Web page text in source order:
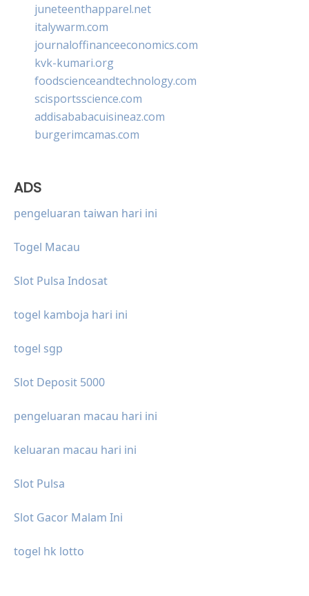
juneteenthapparel.net
italywarm.com
journaloffinanceeconomics.com
kvk-kumari.org
foodscienceandtechnology.com
scisportsscience.com
addisababacuisineaz.com
burgerimcamas.com
ADS
pengeluaran taiwan hari ini
Togel Macau
Slot Pulsa Indosat
togel kamboja hari ini
togel sgp
Slot Deposit 5000
pengeluaran macau hari ini
keluaran macau hari ini
Slot Pulsa
Slot Gacor Malam Ini
togel hk lotto